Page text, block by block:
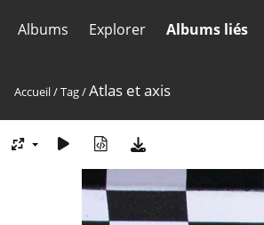
Albums Explorer Albums liés
Accueil/Tag/Atlas et axis